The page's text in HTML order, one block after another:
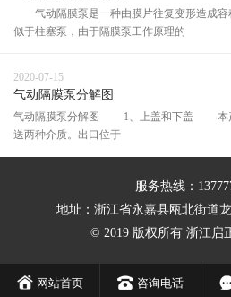
气动隔膜泵是一种由膜片往复变形造成容
似于柱塞泵，由于隔膜泵工作原理的
2020-07-15
气动隔膜泵分解图
气动隔膜泵分解图 1、上盖和下盖 本产
送两种介质。出口位于
服务热线：
地址：浙江省永嘉县瓯北街道
© 2019 版权所有 浙江启
网站首页 咨询电话